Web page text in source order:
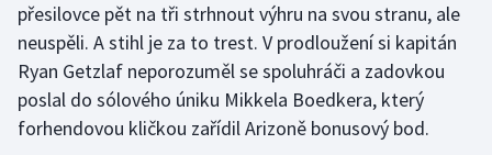
Olympijské hry
Parasport
Plavání
přesilovce pět na tři strhnout výhru na svou stranu, ale
neuspěli. A stihl je za to trest. V prodloužení si kapitán
Ryan Getzlaf neporozuměl se spoluhráči a zadovkou
poslal do sólového úniku Mikkela Boedkera, který
forhendovou kličkou zařídil Arizoně bonusový bod.